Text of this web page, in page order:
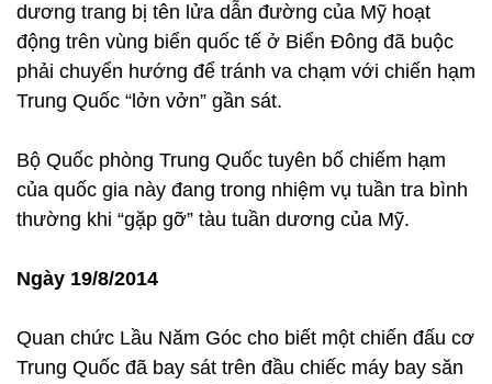
dương trang bị tên lửa dẫn đường của Mỹ hoạt
động trên vùng biển quốc tế ở Biển Đông đã buộc
phải chuyển hướng để tránh va chạm với chiến hạm
Trung Quốc “lởn vởn” gần sát.
Bộ Quốc phòng Trung Quốc tuyên bố chiếm hạm
của quốc gia này đang trong nhiệm vụ tuần tra bình
thường khi “gặp gỡ” tàu tuần dương của Mỹ.
Ngày 19/8/2014
Quan chức Lầu Năm Góc cho biết một chiến đấu cơ
Trung Quốc đã bay sát trên đầu chiếc máy bay săn